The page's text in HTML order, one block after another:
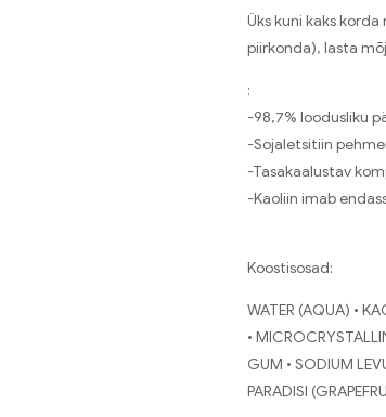
Üks kuni kaks
piirkonda), lasta
:
-98,7% loodusliku
-Sojaletsitiin
-Tasakaalustav
-Kaoliin imab
Koostisosad:
WATER (AQUA) •
•
GUM • SODIUM
PARADISI